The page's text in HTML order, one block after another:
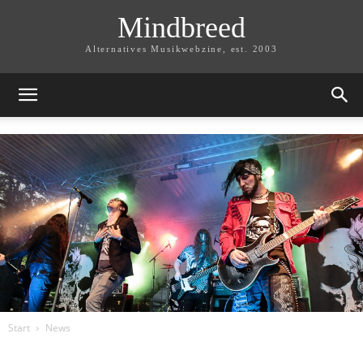
Mindbreed
Alternatives Musikwebzine, est. 2003
Start News